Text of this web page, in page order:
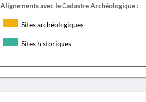
Alignements avec le Cadastre Archéologique :
Sites archéologiques
Sites historiques